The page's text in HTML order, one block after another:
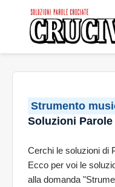
Strumento
Soluzioni
Cerchi le soluzioni di
Ecco per voi le
alla domanda